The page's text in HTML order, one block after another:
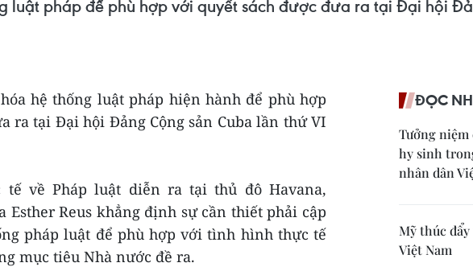
luật pháp để phù hợp với quyết sách được đưa ra tại Đại hội
hệ thống luật pháp hiện hành để phù hợp
ra tại Đại hội Đảng Cộng sản Cuba lần thứ VI
tế về Pháp luật diễn ra tại thủ đô Havana,
Esther Reus khẳng định sự cần thiết phải cập
pháp luật để phù hợp với tình hình thực tế
mục tiêu Nhà nước đề ra.
ĐỌC
Tưởng niệm
hy sinh
nhân dân
Mỹ thúc
Việt Nam